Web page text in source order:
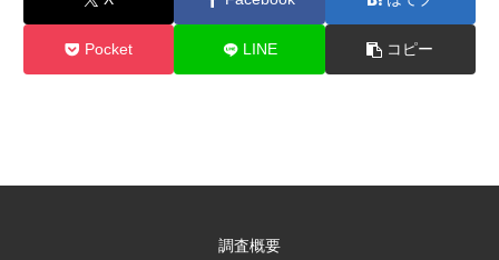
Pocket LINE コピー
調査概要